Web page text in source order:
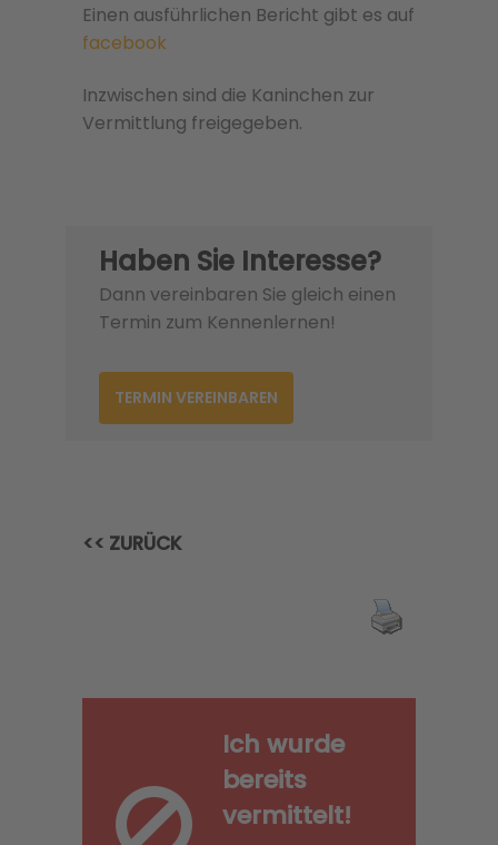
Einen ausführlichen Bericht gibt es auf
facebook
Inzwischen sind die Kaninchen zur
Vermittlung freigegeben.
Haben Sie Interesse?
Dann vereinbaren Sie gleich einen
Termin zum Kennenlernen!
TERMIN VEREINBAREN
<< ZURÜCK
Ich wurde
bereits
vermittelt!